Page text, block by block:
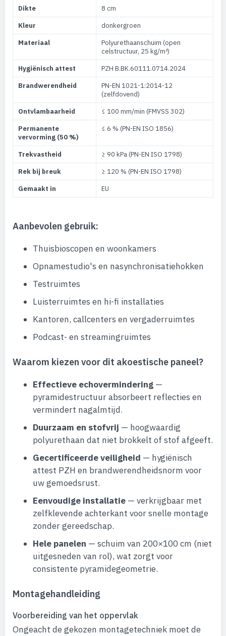
Dikte
8 cm
Kleur
donkergroen
Materiaal
Polyurethaanschuim (open
celstructuur, 25 kg/m³)
Hygiënisch attest
PZH B.BK.60111.0714.2024
Brandwerendheid
PN-EN 1021-1:2014-12
(zelfdovend)
Ontvlambaarheid
≤ 100 mm/min (FMVSS 302)
Permanente
vervorming (50 %)
≤ 6 % (PN-EN ISO 1856)
Trekvastheid
≥ 90 kPa (PN-EN ISO 1798)
Rek bij breuk
≥ 120 % (PN-EN ISO 1798)
Gemaakt in
EU
Aanbevolen gebruik:
Thuisbioscopen en woonkamers
Opnamestudio's en nasynchronisatiehokken
Testruimtes
Luisterruimtes en hi-fi installaties
Kantoren, callcenters en vergaderruimtes
Podcast- en streamingruimtes
Waarom kiezen voor dit akoestische paneel?
Effectieve echovermindering —
pyramidestructuur absorbeert reflecties en
vermindert nagalmtijd.
Duurzaam en stofvrij — hoogwaardig
polyurethaan dat niet brokkelt of stof afgeeft.
Gecertificeerde veiligheid — hygiënisch
attest PZH en brandwerendheidsnorm voor
uw gemoedsrust.
Eenvoudige installatie — verkrijgbaar met
zelfklevende achterkant voor snelle montage
zonder gereedschap.
Hele panelen — schuim van 200×100 cm (niet
uitgesneden van rol), wat zorgt voor
consistente pyramidegeometrie.
Montagehandleiding
Voorbereiding van het oppervlak
Ongeacht de gekozen montagetechniek moet de